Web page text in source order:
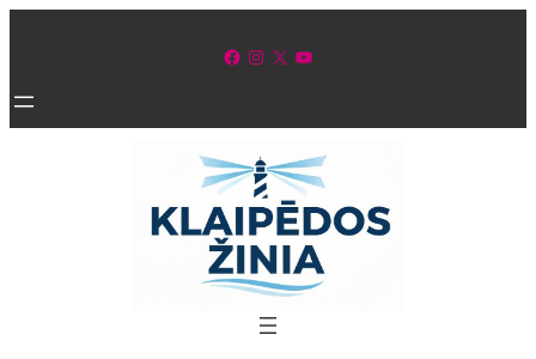
Facebook Instagram X YouTube